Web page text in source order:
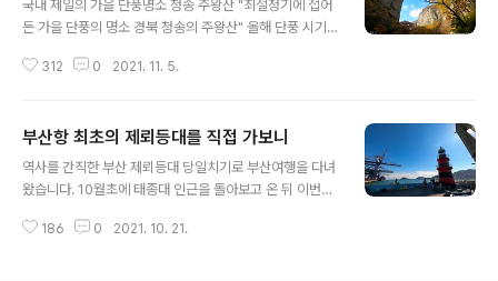
대 위에서 바라보는 아바이마을도 꽤나 운치가 넘친다는
함경도 실향민들이 많이 살고 있다고 해서 아바이마을로
국내 제일의 가을 단풍명소 청송 주왕산 "최절정기에 접어
든 가을 단풍의 명소 경북 청송의 주왕산" 올해 단풍 시기
다. 전국적으로 약 1주일 정도 늦은 감이 있는데요, 며칠 전
산 터줏대감들의 의견입니다. 하지만 초절정기를 앞둔 시
점이지만 역시 주왕산은 그 명성에 걸맞게 최고의 가을 풍
경을 보여주고 있었습니다. 제가 살고 있는 제주도, 사계절
모습만은 늘 아쉬운 마음이 가득합니다. 단풍은 특성상 주
312 0 2021. 11. 5.
부산항 최초의 제뢰등대를 직접 가보니
역사를 간직한 부산 제뢰등대 당일치기로 부산여행을 다녀
왔습니다. 10월초에 태종대 인근을 돌아보고 온 뒤 이번이
녀오기엔 손색이 없는 곳이라는 생각이 드네요. 더군다나
186 0 2021. 10. 21.